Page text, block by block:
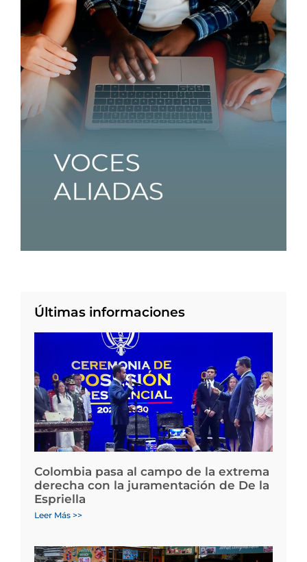
Últimas informaciones
Colombia pasa al campo de la extrema
derecha con la juramentación de De la
Espriella
Leer Más >>